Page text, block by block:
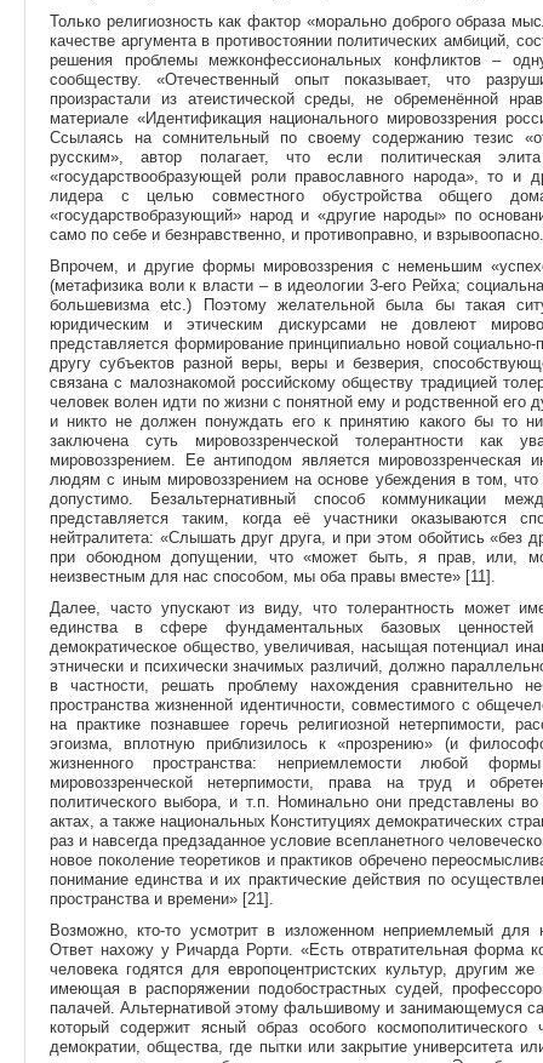
Только религиозность как фактор «морально доброго образа
качестве аргумента в противостоянии политических амбиций,
решения проблемы межконфессиональных конфликтов –
сообществу. «Отечественный опыт показывает, что
произрастали из атеистической среды, не обременённой
материале «Идентификация национального мировоззрения
Ссылаясь на сомнительный по своему содержанию тезис
русским», автор полагает, что если политическая
«государствообразующей роли православного народа», то и
лидера с целью совместного обустройства общего
«государствобразующий» народ и «другие народы» по
само по себе и безнравственно, и противоправно, и взрывоопасно.
Впрочем, и другие формы мировоззрения с неменьшим
(метафизика воли к власти – в идеологии 3-его Рейха;
большевизма etc.) Поэтому желательной была бы такая
юридическим и этическим дискурсами не довлеют
представляется формирование принципиально новой социально-
другу субъектов разной веры, веры и безверия,
связана с малознакомой российскому обществу традицией
человек волен идти по жизни с понятной ему и родственной его
и никто не должен понуждать его к принятию какого бы то
заключена суть мировоззренческой толерантности
мировоззрением. Ее антиподом является мировоззренческая
людям с иным мировоззрением на основе убеждения в том,
допустимо. Безальтернативный способ коммуникации
представляется таким, когда её участники оказываются
нейтралитета: «Слышать друг друга, и при этом обойтись «без
при обоюдном допущении, что «может быть, я прав, или,
неизвестным для нас способом, мы оба правы вместе» [11].
Далее, часто упускают из виду, что толерантность может
единства в сфере фундаментальных базовых ценностей
демократическое общество, увеличивая, насыщая потенциал
этнически и психически значимых различий, должно
в частности, решать проблему нахождения сравнительно
пространства жизненной идентичности, совместимого с
на практике познавшее горечь религиозной нетерпимости,
эгоизма, вплотную приблизилось к «прозрению» (и
жизненного пространства: неприемлемости любой
мировоззренческой нетерпимости, права на труд и
политического выбора, и т.п. Номинально они представлены
актах, а также национальных Конституциях демократических
раз и навсегда предзаданное условие всепланетного
новое поколение теоретиков и практиков обречено
понимание единства и их практические действия по
пространства и времени» [21].
Возможно, кто-то усмотрит в изложенном неприемлемый для
Ответ нахожу у Ричарда Рорти. «Есть отвратительная форма
человека годятся для европоцентристских культур, другим
имеющая в распоряжении подобострастных судей,
палачей. Альтернативой этому фальшивому и занимающемуся
который содержит ясный образ особого космополитического
демократии, общества, где пытки или закрытие университета